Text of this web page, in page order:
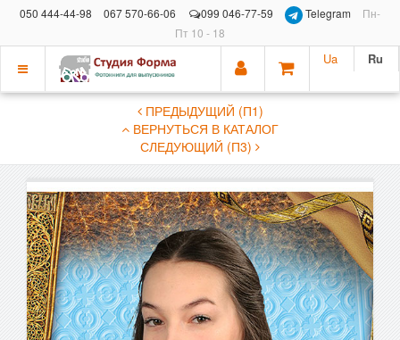
050 444-44-98 067 570-66-06 099 046-77-59 Telegram
Пн-
Пт 10 - 18
Показать
Ua Ru
ПРЕДЫДУЩИЙ (П1)
ВЕРНУТЬСЯ В КАТАЛОГ
СЛЕДУЮЩИЙ (П3)